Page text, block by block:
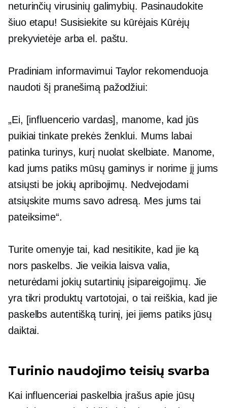
neturinčių virusinių galimybių. Pasinaudokite
šiuo etapu! Susisiekite su kūrėjais Kūrėjų
prekyvietėje arba el. paštu.
Pradiniam informavimui Taylor rekomenduoja
naudoti šį pranešimą pažodžiui:
„Ei, [influencerio vardas], manome, kad jūs
puikiai tinkate prekės ženklui. Mums labai
patinka turinys, kurį nuolat skelbiate. Manome,
kad jums patiks mūsų gaminys ir norime jį jums
atsiųsti be jokių apribojimų. Nedvejodami
atsiųskite mums savo adresą. Mes jums tai
pateiksime“.
Turite omenyje tai, kad nesitikite, kad jie ką
nors paskelbs. Jie veikia laisva valia,
neturėdami jokių sutartinių įsipareigojimų. Jie
yra tikri produktų vartotojai, o tai reiškia, kad jie
paskelbs autentišką turinį, jei jiems patiks jūsų
daiktai.
Turinio naudojimo teisių svarba
Kai influenceriai paskelbia įrašus apie jūsų